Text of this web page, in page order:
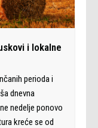
i lokalne
perioda i
dnevna
nedelje ponovo
kreće se od